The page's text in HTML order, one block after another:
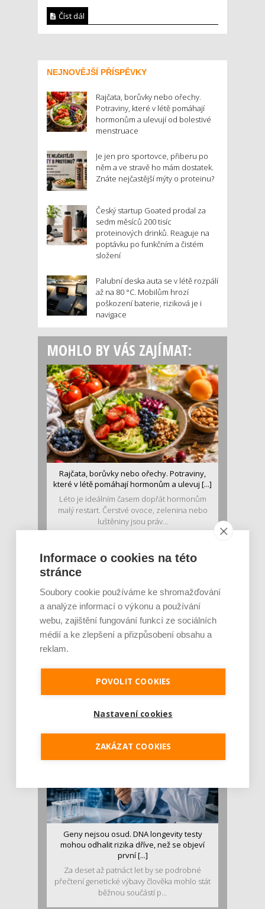
Číst dál
NEJNOVĚJŠÍ PŘÍSPĚVKY
Rajčata, borůvky nebo ořechy.
Potraviny, které v létě pomáhají
hormonům a ulevují od bolestivé
menstruace
Je jen pro sportovce, přiberu po
něm a ve stravě ho mám dostatek.
Znáte nejčastější mýty o proteinu?
Český startup Goated prodal za
sedm měsíců 200 tisíc
proteinových drinků. Reaguje na
poptávku po funkčním a čistém
složení
Palubní deska auta se v létě rozpálí
až na 80 °C. Mobilům hrozí
poškození baterie, riziková je i
navigace
MOHLO BY VÁS ZAJÍMAT:
Rajčata, borůvky nebo ořechy. Potraviny,
které v létě pomáhají hormonům a ulevuj [...]
Léto je ideálním časem dopřát hormonům
malý restart. Čerstvé ovoce, zelenina nebo
luštěniny jsou práv...
Je jen pro sportovce, přiberu po něm a ve
Pojem protein již nějakou dobu rezonuje
Geny nejsou osud. DNA longevity testy
mohou odhalit rizika dříve, než se objeví
první [...]
Za deset až patnáct let by se podrobné
přečtení genetické výbavy člověka mohlo stát
běžnou součástí p...
Informace o cookies na této
stránce
Soubory cookie používáme ke shromažďování
a analýze informací o výkonu a používání
webu, zajištění fungování funkcí ze sociálních
médií a ke zlepšení a přizpůsobení obsahu a
reklam.
POVOLIT COOKIES
Nastavení cookies
ZAKÁZAT COOKIES